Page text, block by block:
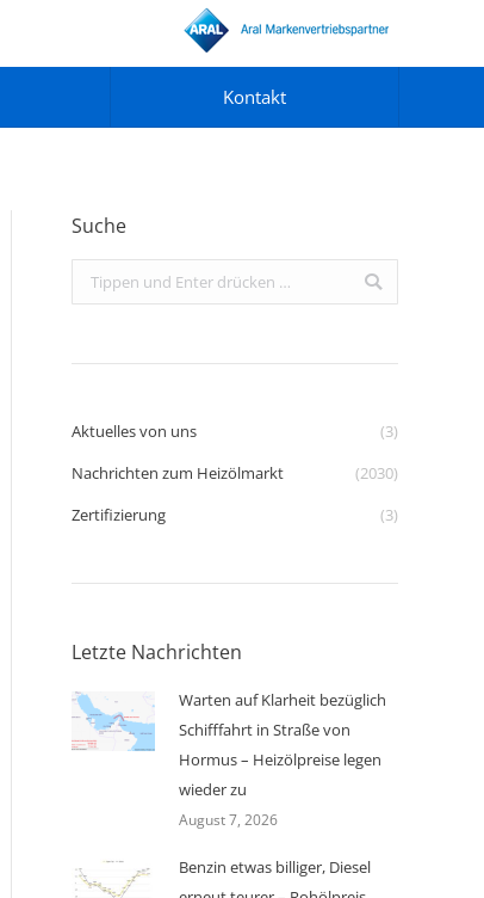
Kontakt
Suche
Search:
Aktuelles von uns
(3)
Nachrichten zum Heizölmarkt
(2030)
Zertifizierung
(3)
Letzte Nachrichten
Warten auf Klarheit bezüglich
Schifffahrt in Straße von
Hormus – Heizölpreise legen
wieder zu
August 7, 2026
Benzin etwas billiger, Diesel